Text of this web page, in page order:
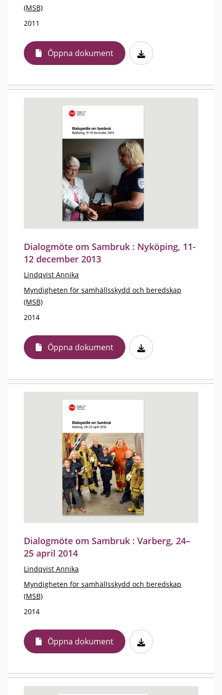
(MSB)
2011
Öppna dokument
Dialogmöte om Sambruk : Nyköping, 11-
12 december 2013
Lindqvist Annika
Myndigheten för samhällsskydd och beredskap
(MSB)
2014
Öppna dokument
Dialogmöte om Sambruk : Varberg, 24–
25 april 2014
Lindqvist Annika
Myndigheten för samhällsskydd och beredskap
(MSB)
2014
Öppna dokument